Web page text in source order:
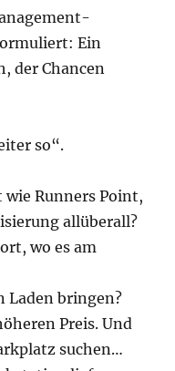
Ein
der Chancen
so“.
Runners Point,
allüberall?
wo es am
Laden bringen?
Preis. Und
suchen…